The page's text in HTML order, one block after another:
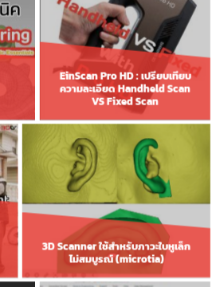
EinScan Pro HD : เปรียบเทียบ
ความละเอียด Handheld Scan
VS Fixed Scan
3D Scanner ใช้สำหรับภาวะใบหูเล็ก
ไม่สมบูรณ์ (microtia)